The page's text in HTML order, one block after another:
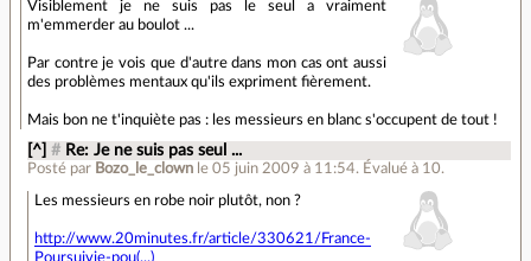
Visiblement je ne suis pas le seul a vraiment
m'emmerder au boulot ...
Par contre je vois que d'autre dans mon cas ont aussi
des problèmes mentaux qu'ils expriment fièrement.
Mais bon ne t'inquiète pas : les messieurs en blanc s'occupent de tout !
[^] # Re: Je ne suis pas seul ...
Posté par Bozo_le_clown le 05 juin 2009 à 11:54. Évalué à 10.
Les messieurs en robe noir plutôt, non ?
http://www.20minutes.fr/article/330621/France-
Poursuivie-pou(...)